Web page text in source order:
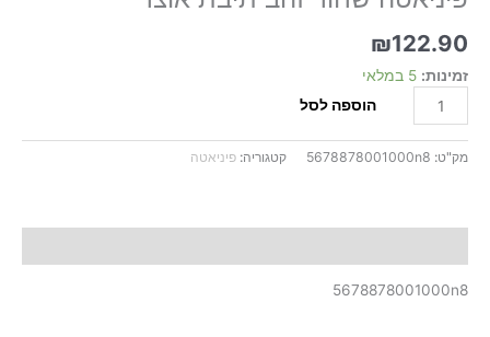
₪122.90
זמינות: 5 במלאי
אוצר
הוספה לסל
מק"ט: 5678878001000n8 קטגוריה: פיניאטה
5678878001000n8